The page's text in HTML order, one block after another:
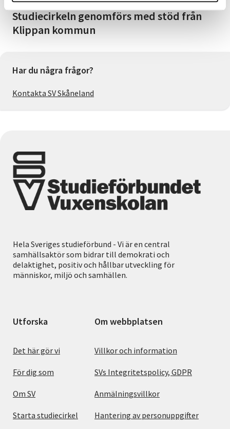
Studiecirkeln genomförs med stöd från
Klippan kommun
Har du några frågor?
Kontakta SV Skåneland
Hela Sveriges studieförbund - Vi är en central
samhällsaktör som bidrar till demokrati och
delaktighet, positiv och hållbar utveckling för
människor, miljö och samhällen.
Utforska
Det här gör vi
För dig som
Om SV
Starta studiecirkel
Om webbplatsen
Villkor och information
SVs Integritetspolicy, GDPR
Anmälningsvillkor
Hantering av personuppgifter